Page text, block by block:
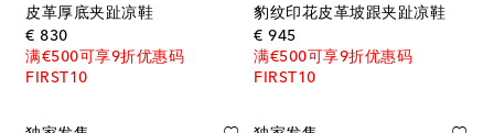
皮革厚底夹趾凉鞋
€ 830original price
满€500可享9折优惠码
FIRST10
豹纹印花皮革坡跟夹趾凉鞋
€ 945original price
满€500可享9折优惠码
FIRST10